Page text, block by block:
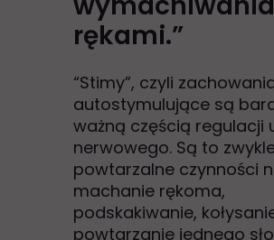
rękami.”
“Stimy”, czyli
autostymulujące są
ważną częścią regulacji
nerwowego. Są to
powtarzalne czynności
machanie rękoma,
podskakiwanie,
powtarzanie jednego